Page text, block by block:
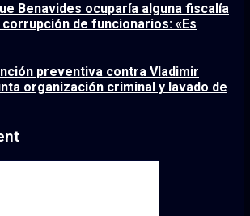
Benavides ocuparía alguna fiscalía
de funcionarios: «Es
preventiva contra Vladimir
organización criminal y lavado de